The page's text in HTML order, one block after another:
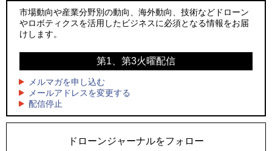
ン」とドローンショーによる新演出を実施
レッドクリフ、足利花火大会で映画『スパイダーマン』や
飛んだドローン、飛ばなかったドローン
ドローンとナイトバブルが競演、「花園ドローンショーフェ
スタ2026」10/3、4開催
ーンが採択、国産機で量産調達を目指す
サザンビーチちがさき花火大会で「復活の花火」打ち上げ、
国産AUVを社会実装へ、スタートアップ「BlueArch株式会
社」設立
ロボデックス、2時間超の飛行を目指す新型水素燃料電池ドロ
ーンを公開
市場動向や産業分野別の動向、海外動向、技術などドローン
やロボティクスを活用したビジネスに必須となる情報をお届
けします。
第1、第3火曜配信
メルマガを申し込む
メールアドレスを変更する
配信停止
ドローンジャーナルをフォロー